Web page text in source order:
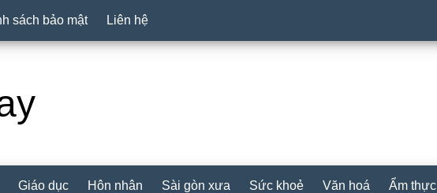
sách bảo mật Liên hệ
Giáo dục Hôn nhân Sài gòn xưa Sức khoẻ Văn hoá Ẩm thực